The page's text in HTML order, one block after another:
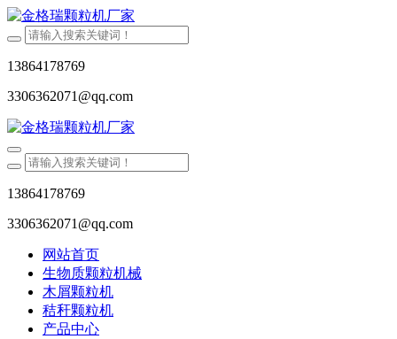
13864178769
3306362071@qq.com
13864178769
3306362071@qq.com
网站首页
生物质颗粒机械
木屑颗粒机
秸秆颗粒机
产品中心